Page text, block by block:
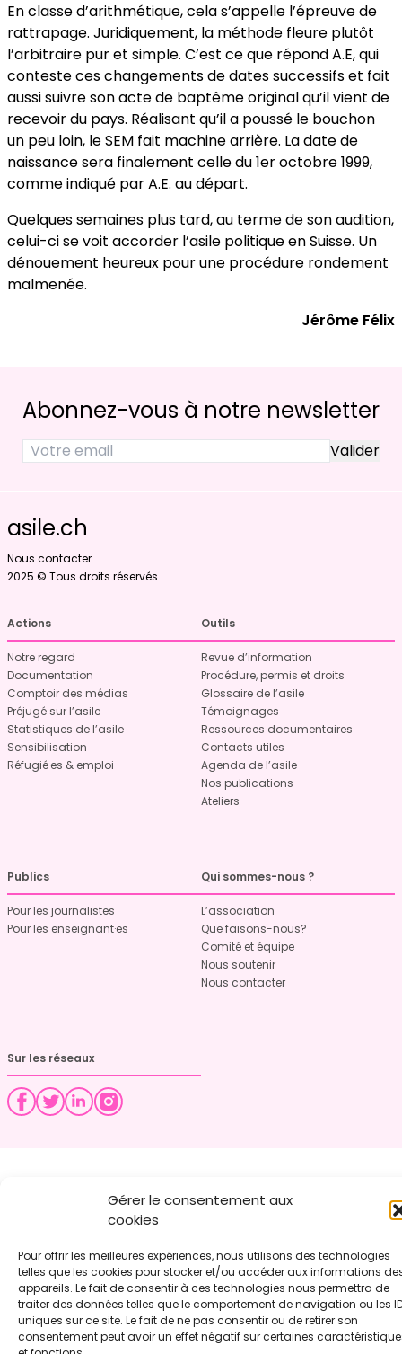
Gérer le consentement aux
cookies
Pour offrir les meilleures expériences, nous utilisons des technologies
telles que les cookies pour stocker et/ou accéder aux informations
appareils. Le fait de consentir à ces technologies nous permettra de
traiter des données telles que le comportement de navigation ou les
uniques sur ce site. Le fait de ne pas consentir ou de retirer son
consentement peut avoir un effet négatif sur certaines
En classe d’arithmétique, cela s’appelle l’épreuve de
rattrapage. Juridiquement, la méthode fleure plutôt
l’arbitraire pur et simple. C’est ce que répond A.E, qui
conteste ces changements de dates successifs et fait
aussi suivre son acte de baptême original qu’il vient de
recevoir du pays. Réalisant qu’il a poussé le bouchon
un peu loin, le SEM fait machine arrière. La date de
naissance sera finalement celle du 1er octobre 1999,
comme indiqué par A.E. au départ.
Quelques semaines plus tard, au terme de son audition,
celui-ci se voit accorder l’asile politique en Suisse. Un
dénouement heureux pour une procédure rondement
malmenée.
Jérôme Félix
Abonnez-vous à notre newsletter
asile.ch
Nous contacter
2025 © Tous droits réservés
Actions
Notre regard
Documentation
Comptoir des médias
Préjugé sur l’asile
Statistiques de l’asile
Sensibilisation
Réfugié·es & emploi
Outils
Revue d’information
Procédure, permis et droits
Glossaire de l’asile
Témoignages
Ressources documentaires
Contacts utiles
Agenda de l’asile
Nos publications
Ateliers
Publics
Pour les journalistes
Pour les enseignant·es
Qui sommes-nous ?
L’association
Que faisons-nous?
Comité et équipe
Nous soutenir
Nous contacter
Sur les réseaux